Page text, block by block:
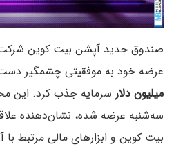
صندوق جدید آپشن بیت کوین
عرضه خود به موفقیتی چشمگیر
میلیون دلارسرمایه جذب کرد. این
سه‌شنبه عرضه شده، نشان‌دهنده
بیت کوین و ابزارهای مالی مرتبط